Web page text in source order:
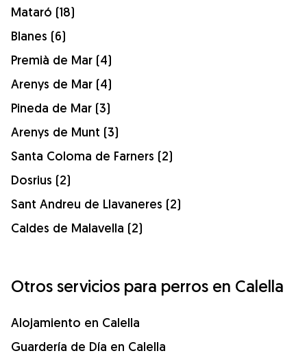
Mataró (18)
Blanes (6)
Premià de Mar (4)
Arenys de Mar (4)
Pineda de Mar (3)
Arenys de Munt (3)
Santa Coloma de Farners (2)
Dosrius (2)
Sant Andreu de Llavaneres (2)
Caldes de Malavella (2)
Otros servicios para perros en Calella
Alojamiento en Calella
Guardería de Día en Calella